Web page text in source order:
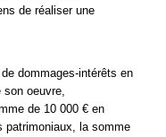
de réaliser une
dommages-intérêts en
son oeuvre,
de 10 000 € en
patrimoniaux, la somme